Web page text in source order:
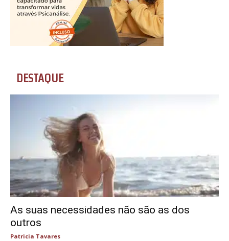
DESTAQUE
As suas necessidades não são as dos
outros
Patricia Tavares